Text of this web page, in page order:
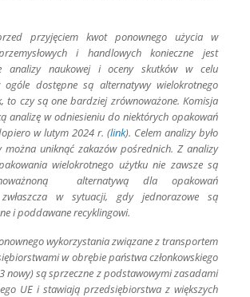
przyjęciem kwot ponownego użycia w
i handlowych konieczne jest
analizy naukowej i oceny skutków w celu
dostępne są alternatywy wielokrotnego
to czy są one bardziej zrównoważone. Komisja
analizę w odniesieniu do niektórych opakowań
w lutym 2024 r. (link). Celem analizy było
można uniknąć zakazów pośrednich. Z analizy
wielokrotnego użytku nie zawsze są
alternatywą dla opakowań
zwłaszcza w sytuacji, gdy jednorazowe są
i poddawane recyklingowi.
wykorzystania związane z transportem
w obrębie państwa członkowskiego
nowy) są sprzeczne z podstawowymi zasadami
UE i stawiają przedsiębiorstwa z większych